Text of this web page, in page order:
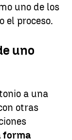
uno de los
el proceso.
uno
a una
otras
forma